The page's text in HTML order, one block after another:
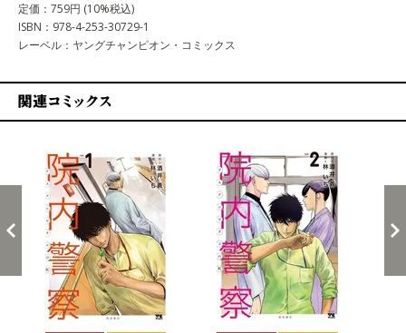
定価：759円 (10%税込)
ISBN：978-4-253-30729-1
レーベル：ヤングチャンピオン・コミックス